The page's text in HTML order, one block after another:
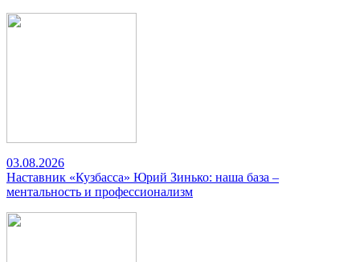
03.08.2026
Наставник «Кузбасса» Юрий Зинько: наша база –
ментальность и профессионализм